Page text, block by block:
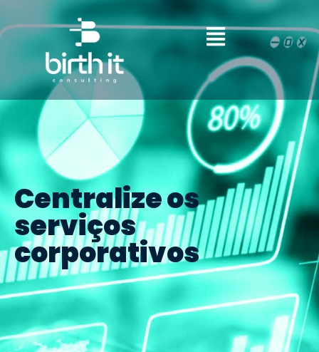
Centralize os
serviços
corporativos